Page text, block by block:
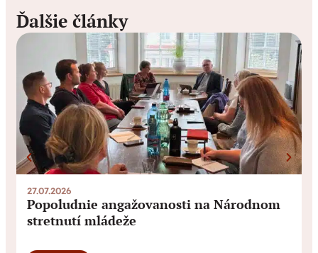
Ďalšie články
27.07.2026
Popoludnie angažovanosti na Národnom
stretnutí mládeže